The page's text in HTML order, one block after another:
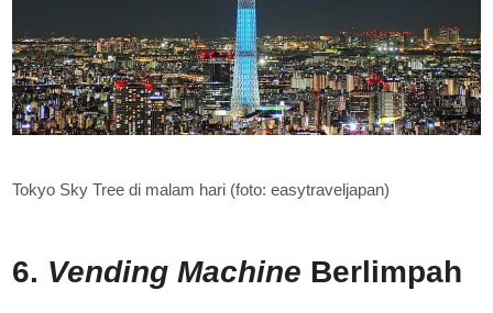
Tokyo Sky Tree di malam hari (foto: easytraveljapan)
6. Vending Machine Berlimpah